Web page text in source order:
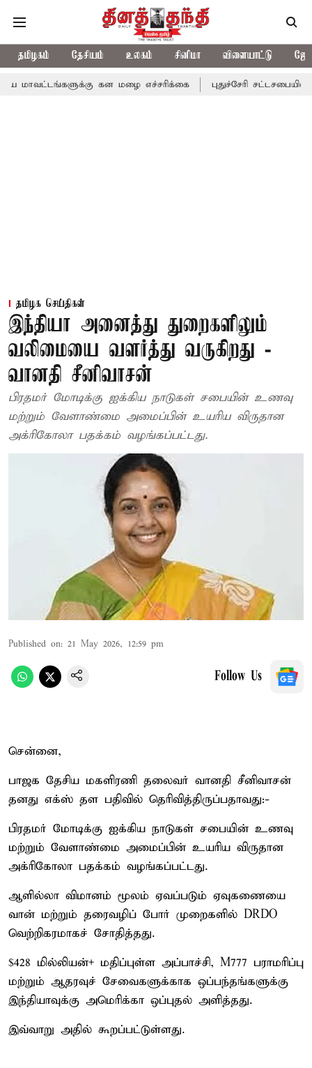
தமிழகம் தேசியம் உலகம் சினிமா விளையாட்டு
கன மழை எச்சரிக்கை புதுச்சேரி சட்டசபையில் வரும்
தமிழக செய்திகள்
இந்தியா அனைத்து துறைகளிலும்
வலிமையை வளர்த்து வருகிறது -
வானதி சீனிவாசன்
பிரதமர் மோடிக்கு ஐக்கிய நாடுகள் சபையின் உணவு
மற்றும் வேளாண்மை அமைப்பின் உயரிய விருதான
அக்ரிகோலா பதக்கம் வழங்கப்பட்டது.
Published on: 21 May 2026, 12:59 pm
Follow Us
சென்னை,
பாஜக தேசிய மகளிரணி தலைவர் வானதி சீனிவாசன்
தனது எக்ஸ் தள பதிவில் தெரிவித்திருப்பதாவது:-
பிரதமர் மோடிக்கு ஐக்கிய நாடுகள் சபையின் உணவு
மற்றும் வேளாண்மை அமைப்பின் உயரிய விருதான
அக்ரிகோலா பதக்கம் வழங்கப்பட்டது.
ஆளில்லா விமானம் மூலம் ஏவப்படும் ஏவுகணையை
வான் மற்றும் தரைவழிப் போர் முறைகளில் DRDO
வெற்றிகரமாகச் சோதித்தது.
$428 மில்லியன்+ மதிப்புள்ள அப்பாச்சி, M777 பராமரிப்பு
மற்றும் ஆதரவுச் சேவைகளுக்காக ஒப்பந்தங்களுக்கு
இந்தியாவுக்கு அமெரிக்கா ஒப்புதல் அளித்தது.
இவ்வாறு அதில் கூறப்பட்டுள்ளது.